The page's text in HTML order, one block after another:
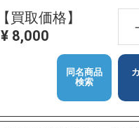
【買取価格】
¥ 8,000
同名商品
検索